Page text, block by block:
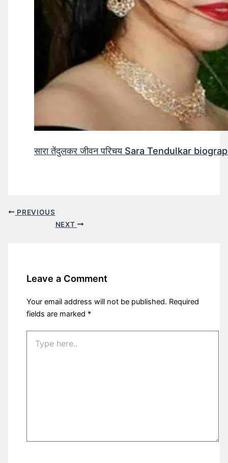
सारा तेंदुलकर जीवन परिचय Sara Tendulkar
PREVIOUS
NEXT
Leave a Comment
Your email address will not be published. Required
fields are marked *
here..